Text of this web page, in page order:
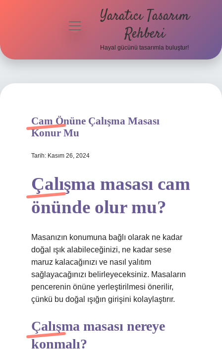
Yasal Uyarı
Hakkımızda
menüyü
Yaratıcı Tasarım
Rehberi
Hayal gücünü tasarımla buluştur!
Cam Önüne Çalışma Masası
Konur Mu
Tarih: Kasım 26, 2024
Çalışma masası cam
önünde olur mu?
Masanızın konumuna bağlı olarak ne kadar
doğal ışık alabileceğinizi, ne kadar sese
maruz kalacağınızı ve nasıl yalıtım
sağlayacağınızı belirleyeceksiniz. Masaların
pencerenin önüne yerleştirilmesi önerilir,
çünkü bu doğal ışığın girişini kolaylaştırır.
Çalışma masası nereye
konmalı?